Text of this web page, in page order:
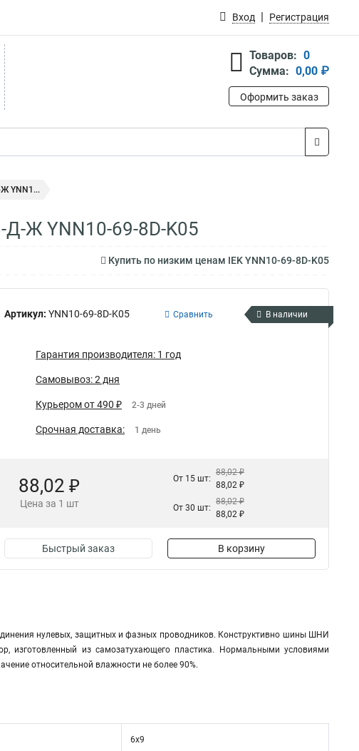
Вход Регистрация
Товаров: 0
Сумма: 0,00 ₽
Оформить заказ
YNN1...
Д-Ж YNN10-69-8D-K05
Купить по низким ценам IEK YNN10-69-8D-K05
Артикул: YNN10-69-8D-K05 Сравнить В наличии
Гарантия производителя: 1 год
Самовывоз: 2 дня
Курьером от 490 ₽ 2-3 дней
Срочная доставка: 1 день
88,02 ₽
Цена за 1 шт
От 15 шт:
88,02 ₽
88,02 ₽
От 30 шт:
88,02 ₽
88,02 ₽
Быстрый заказ В корзину
нулевых, защитных и фазных проводников. Конструктивно шины ШНИ
изготовленный из самозатухающего пластика. Нормальными условиями
относительной влажности не более 90%.
6х9